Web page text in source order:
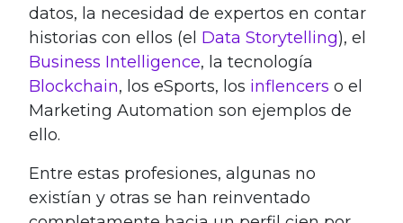
datos, la necesidad de expertos en contar
historias con ellos (el Data Storytelling), el
Business Intelligence, la tecnología
Blockchain, los eSports, los inflencers o el
Marketing Automation son ejemplos de
ello.
Entre estas profesiones, algunas no
existían y otras se han reinventado